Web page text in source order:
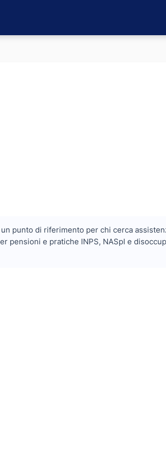
punto di riferimento per chi cerca
e pratiche INPS, NASpI e